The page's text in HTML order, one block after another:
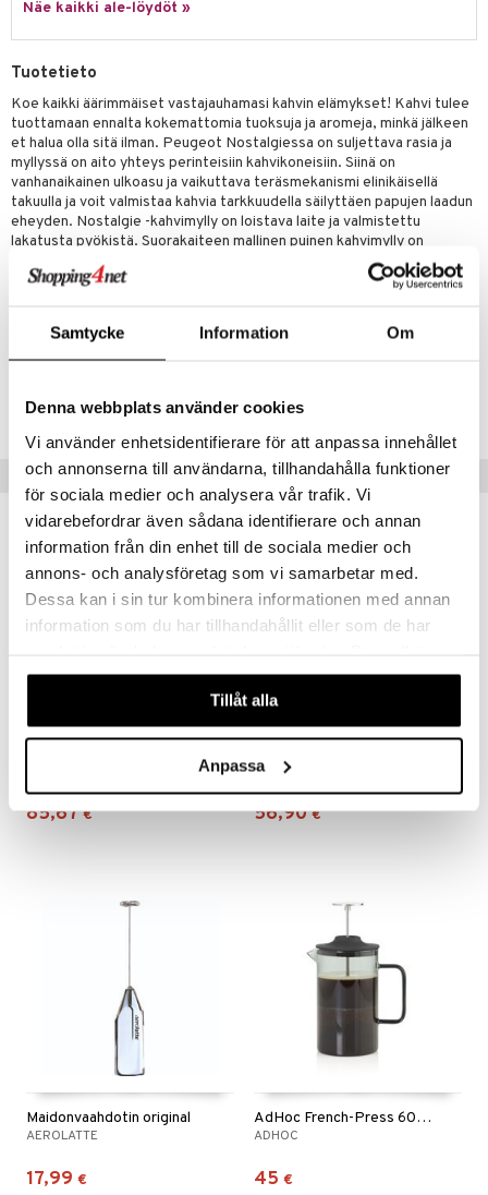
Samtycke Information Om
Denna webbplats använder cookies
Vi använder enhetsidentifierare för att anpassa innehållet
och annonserna till användarna, tillhandahålla funktioner
för sociala medier och analysera vår trafik. Vi
vidarebefordrar även sådana identifierare och annan
information från din enhet till de sociala medier och
annons- och analysföretag som vi samarbetar med.
Dessa kan i sin tur kombinera informationen med annan
information som du har tillhandahållit eller som de har
våra cookies vid fortsatt användande av vår webbplats.
Tillåt alla
Anpassa
Näe kaikki ale-löydöt »
Tuotetieto
Koe kaikki äärimmäiset vastajauhamasi kahvin elämykset! Kahvi tulee
tuottamaan ennalta kokemattomia tuoksuja ja aromeja, minkä jälkeen
et halua olla sitä ilman. Peugeot Nostalgiessa on suljettava rasia ja
myllyssä on aito yhteys perinteisiin kahvikoneisiin. Siinä on
vanhanaikainen ulkoasu ja vaikuttava teräsmekanismi elinikäisellä
takuulla ja voit valmistaa kahvia tarkkuudella säilyttäen papujen laadun
eheyden. Nostalgie -kahvimylly on loistava laite ja valmistettu
lakatusta pyökistä. Suorakaiteen mallinen puinen kahvimylly on
varustettu pienellä rasialla, joka kerää vastajauhetun kahvin. Voit
säätää jauhannan karkeutta kahvan alla olevasta säätimestä. Valitset
ITN32-1-VG
Suositut tuotteet
85,67 €
BIALETTI
56,90 €
Maidonvaahdotin original
AEROLATTE
17,99 €
AdHoc French-Press 600 ml
ADHOC
45 €
tekstiilit
& Tyynyliinat
& Peitot
& Korit
& Veistokset
Art
& Lyhdyt
& Hyllyt
& Koukut
& Korit
tekstiilit
tekstiilit
tekstiilit
& Peitot
hyönteissuoja
ruokinta
& Lyhdyt
& vastauksia